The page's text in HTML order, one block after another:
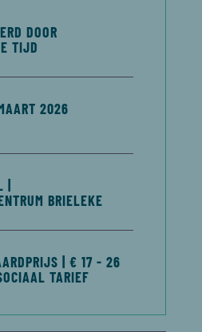
DOOR
TIJD
2026
|
BRIELEKE
| € 17 - 26
TARIEF